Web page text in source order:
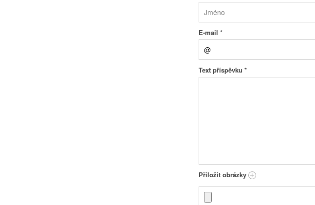
E-mail *
Text příspěvku *
Přiložit obrázky